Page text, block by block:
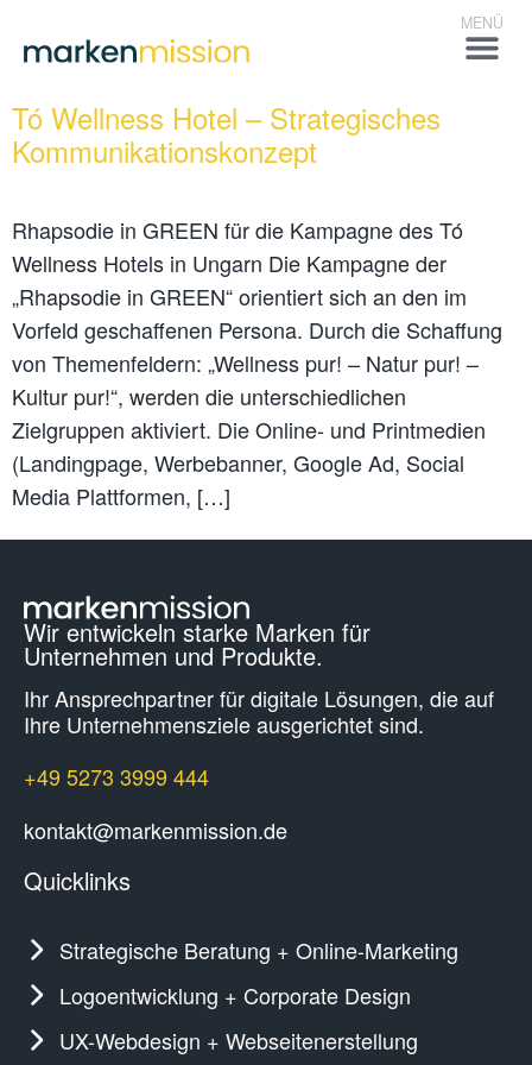
Tó Wellness Hotel – Strategisches
Kommunikationskonzept
Rhapsodie in GREEN für die Kampagne des Tó
Wellness Hotels in Ungarn Die Kampagne der
„Rhapsodie in GREEN“ orientiert sich an den im
Vorfeld geschaffenen Persona. Durch die Schaffung
von Themenfeldern: „Wellness pur! – Natur pur! –
Kultur pur!“, werden die unterschiedlichen
Zielgruppen aktiviert. Die Online- und Printmedien
(Landingpage, Werbebanner, Google Ad, Social
Media Plattformen, […]
Wir entwickeln starke Marken für
Unternehmen und Produkte.
Ihr Ansprechpartner für digitale Lösungen, die auf
Ihre Unternehmens­ziele ausgerichtet sind.
+49 5273 3999 444
kontakt@markenmission.de
Quicklinks
Strategische Beratung + Online-Marketing
Logoentwicklung + Corporate Design
UX-Webdesign + Webseitenerstellung